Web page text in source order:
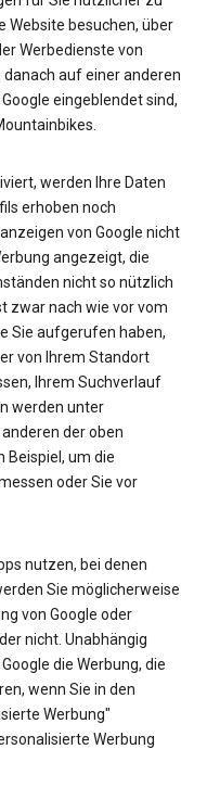
Website besuchen, über
Werbedienste von
auf einer anderen
eingeblendet sind,
werden Ihre Daten
erhoben noch
von Google nicht
angezeigt, die
nicht so nützlich
zwar nach wie vor vom
Sie aufgerufen haben,
von Ihrem Standort
Ihrem Suchverlauf
werden unter
der oben
um die
oder Sie vor
nutzen, bei denen
Sie möglicherweise
von Google oder
nicht. Unabhängig
die Werbung, die
wenn Sie in den
Werbung"
Werbung